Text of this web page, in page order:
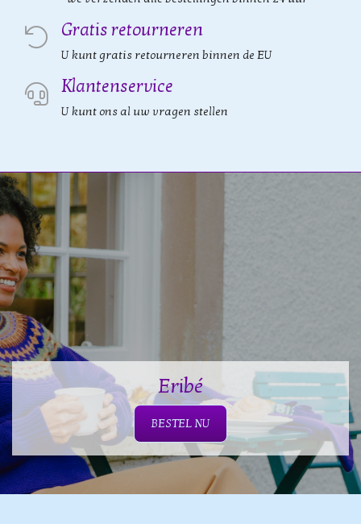
Gratis retourneren
U kunt gratis retourneren binnen de EU
Klantenservice
U kunt ons al uw vragen stellen
Eribé
BESTEL NU